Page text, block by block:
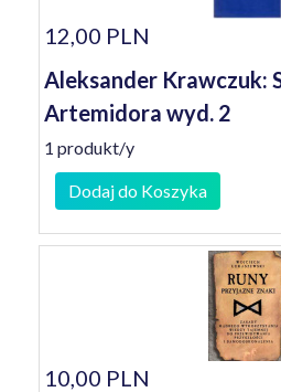
12,00 PLN
Aleksander Krawczuk:
Artemidora wyd. 2
1 produkt/y
Dodaj do Koszyka
10,00 PLN